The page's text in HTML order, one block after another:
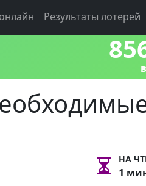
Результаты лотерей
НА
1